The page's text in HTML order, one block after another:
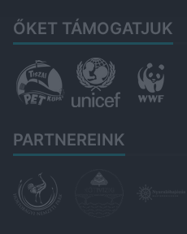
ŐKET TÁMOGATJUK
PARTNEREINK